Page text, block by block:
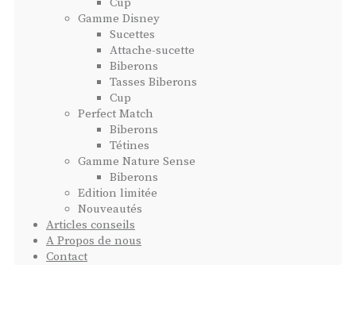
Gamme Disney
Sucettes
Attache-sucette
Biberons
Tasses Biberons
Cup
Perfect Match
Biberons
Tétines
Gamme Nature Sense
Biberons
Edition limitée
Nouveautés
Articles conseils
A Propos de nous
Contact